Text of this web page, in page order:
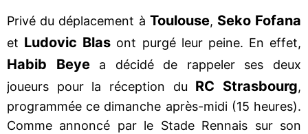
Privé du déplacement à Toulouse, Seko Fofana
et Ludovic Blas ont purgé leur peine. En effet,
Habib Beyea décidé de rappeler ses deux
joueurs pour la réception du RC Strasbourg,
programmée ce dimanche après-midi (15 heures).
Comme annoncé par le Stade Rennais sur son